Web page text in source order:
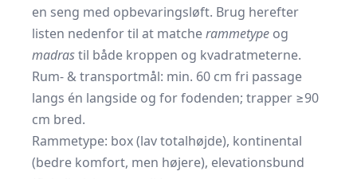
en seng med opbevaringsløft. Brug herefter
listen nedenfor til at matcherammetype og
madrastil både kroppen og kvadratmeterne.
Rum‐ & transportmål: min. 60 cm fri passage
langs én langside og for fodenden; trapper ≥90
cm bred.
Rammetype: box (lav totalhøjde), kontinental
(bedre komfort, men højere), elevationsbund